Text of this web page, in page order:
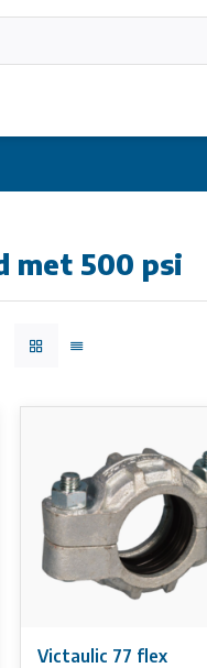
met 500 psi
Victaulic 77 flex